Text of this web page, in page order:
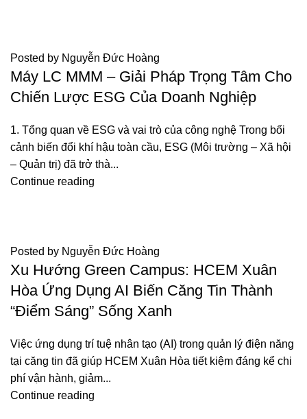
Posted by Nguyễn Đức Hoàng
Máy LC MMM – Giải Pháp Trọng Tâm Cho
Chiến Lược ESG Của Doanh Nghiệp
1. Tổng quan về ESG và vai trò của công nghệ Trong bối
cảnh biến đổi khí hậu toàn cầu, ESG (Môi trường – Xã hội
– Quản trị) đã trở thà...
Continue reading
Posted by Nguyễn Đức Hoàng
Xu Hướng Green Campus: HCEM Xuân
Hòa Ứng Dụng AI Biến Căng Tin Thành
“Điểm Sáng” Sống Xanh
Việc ứng dụng trí tuệ nhân tạo (AI) trong quản lý điện năng
tại căng tin đã giúp HCEM Xuân Hòa tiết kiệm đáng kể chi
phí vận hành, giảm...
Continue reading